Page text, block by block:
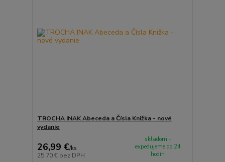
TROCHA INAK Abeceda a Čísla Knižka - nové
vydanie
26,99 €/ks
25,70 € bez DPH
skladom -
expedujeme do 24
hodín